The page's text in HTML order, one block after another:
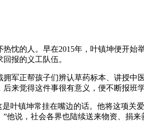
忱的人。早在2015年，叶镇坤便开
报的义工队伍。
军正帮孩子们辨认草药标本、讲授
来觉得这件事很有意义，便不断报班
叶镇坤常挂在嘴边的话。他将这项关
他说，社会各界也陆续送来物资、捐